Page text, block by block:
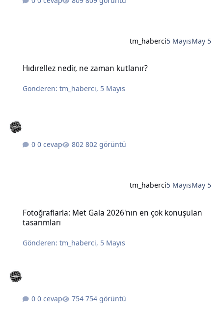
tm_haberci5 MayısMay 5
Hıdırellez nedir, ne zaman kutlanır?
Gönderen:tm_haberci, 5 Mayıs
0 cevap 802 görüntü
tm_haberci5 MayısMay 5
Fotoğraflarla: Met Gala 2026'nın en çok konuşulan
tasarımları
Gönderen:tm_haberci, 5 Mayıs
0 cevap 754 görüntü